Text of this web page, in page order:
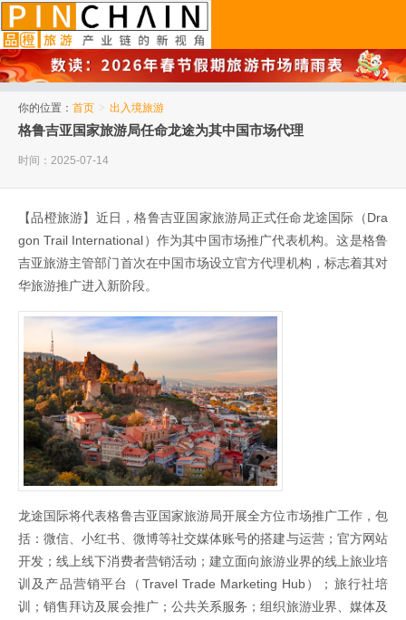
你的位置： 首页 > 出入境旅游
格鲁吉亚国家旅游局任命龙途为其中国市场代理
时间：2025-07-14
【品橙旅游】近日，格鲁吉亚国家旅游局正式任命龙途国际（Dra
gon Trail International）作为其中国市场推广代表机构。这是格鲁
吉亚旅游主管部门首次在中国市场设立官方代理机构，标志着其对
华旅游推广进入新阶段。
龙途国际将代表格鲁吉亚国家旅游局开展全方位市场推广工作，包
括：微信、小红书、微博等社交媒体账号的搭建与运营；官方网站
开发；线上线下消费者营销活动；建立面向旅游业界的线上旅业培
训及产品营销平台（Travel Trade Marketing Hub）；旅行社培
训；销售拜访及展会推广；公共关系服务；组织旅游业界、媒体及